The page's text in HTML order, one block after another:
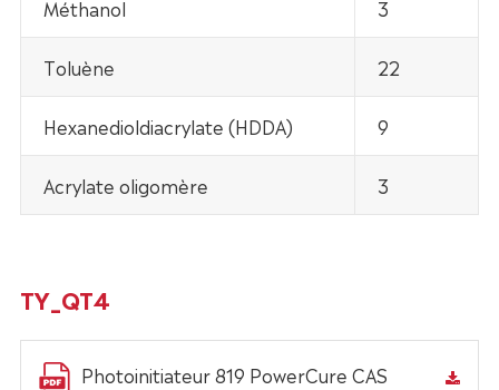
Méthanol 3
Toluène 22
Hexanedioldiacrylate (HDDA) 9
Acrylate oligomère 3
TY_QT4
Photoinitiateur 819 PowerCure CAS